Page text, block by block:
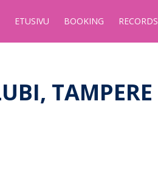
ETUSIVU BOOKING RECORDS
TAMPERE